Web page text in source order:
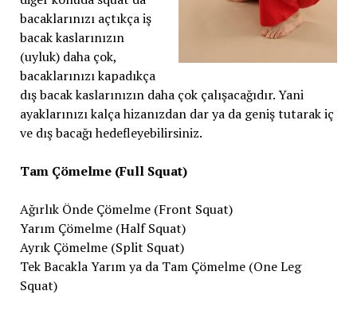
bacaklarınızı açtıkça iş
bacak kaslarınızın
(uyluk) daha çok,
bacaklarınızı kapadıkça
dış bacak kaslarınızın daha çok çalışacağıdır. Yani
ayaklarınızı kalça hizanızdan dar ya da geniş tutarak iç
ve dış bacağı hedefleyebilirsiniz.
Tam Çömelme (Full Squat)
Ağırlık Önde Çömelme (Front Squat)
Yarım Çömelme (Half Squat)
Ayrık Çömelme (Split Squat)
Tek Bacakla Yarım ya da Tam Çömelme (One Leg
Squat)